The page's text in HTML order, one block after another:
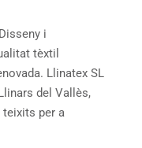
i
tèxtil
Llinatex SL
del Vallès,
per a